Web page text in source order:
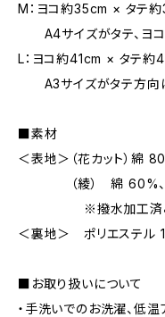
M：ヨコ約35cm × タテ
A4サイズがタテ、ヨコ
L：ヨコ約41cm × タテ約
A3サイズがタテ方向に
■素材
＜表地＞（花カット）綿
（綾） 綿 60%、ポ
※撥水加工済
＜裏地＞ ポリエステル
■お取り扱いについて
・手洗いでのお洗濯、低温